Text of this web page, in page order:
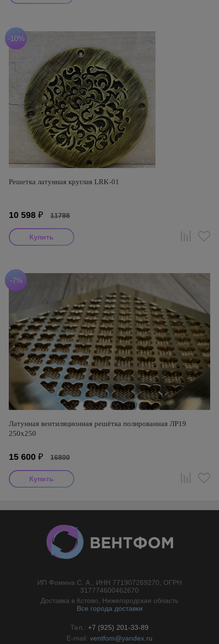
-10%
Решетка латунная круглая LRK-01
10 598 ₽ 11798
-7%
Латунная вентиляционная решётка полированная ЛР19
250х250
15 600 ₽ 16800
ИП Фомина С. А., ИНН 771907269270, ОГРН
317774600462670
Доставка в Кстово, Нижегородская область
Все города доставки
Тел.: +7 (925) 201-33-89
E-mail: ventfom@yandex.ru